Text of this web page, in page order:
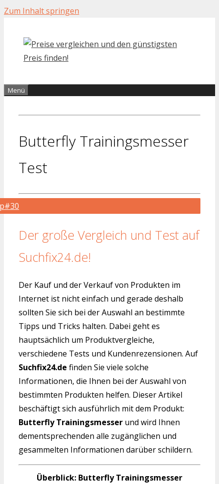
Zum Inhalt springen
Menü
Butterfly Trainingsmesser
Test
Der große Vergleich und Test auf
Suchfix24.de!
Der Kauf und der Verkauf von Produkten im
Internet ist nicht einfach und gerade deshalb
sollten Sie sich bei der Auswahl an bestimmte
Tipps und Tricks halten. Dabei geht es
hauptsächlich um Produktvergleiche,
verschiedene Tests und Kundenrezensionen. Auf
Suchfix24.de finden Sie viele solche
Informationen, die Ihnen bei der Auswahl von
bestimmten Produkten helfen. Dieser Artikel
beschäftigt sich ausführlich mit dem Produkt:
Butterfly Trainingsmesser und wird Ihnen
dementsprechenden alle zugänglichen und
gesammelten Informationen darüber schildern.
Überblick: Butterfly Trainingsmesser